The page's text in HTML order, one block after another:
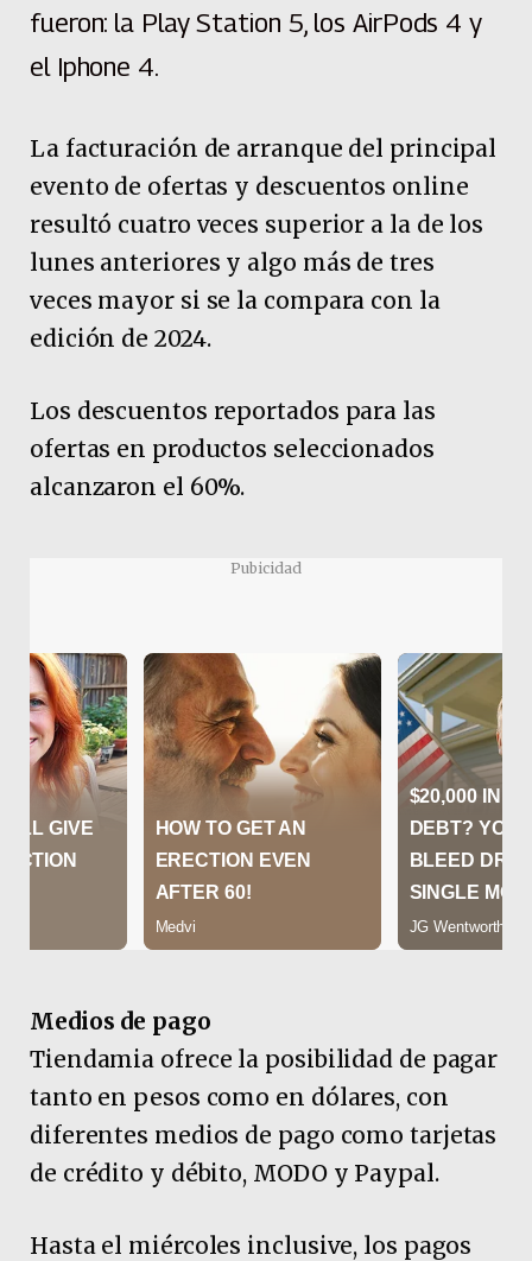
fueron: la Play Station 5, los AirPods 4 y
el Iphone 4.
La facturación de arranque del principal
evento de ofertas y descuentos online
resultó cuatro veces superior a la de los
lunes anteriores y algo más de tres
veces mayor si se la compara con la
edición de 2024.
Los descuentos reportados para las
ofertas en productos seleccionados
alcanzaron el 60%.
Pubicidad
Medios de pago
Tiendamia ofrece la posibilidad de pagar
tanto en pesos como en dólares, con
diferentes medios de pago como tarjetas
de crédito y débito, MODO y Paypal.
Hasta el miércoles inclusive, los pagos